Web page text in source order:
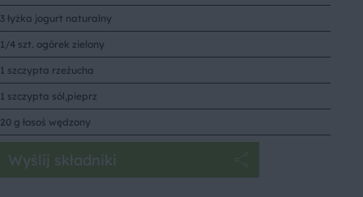
3 łyżka jogurt naturalny
1/4 szt. ogórek zielony
1 szczypta rzeżucha
1 szczypta sól,pieprz
20 g łosoś wędzony
Wyślij składniki